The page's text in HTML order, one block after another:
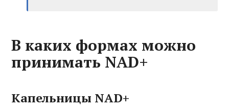
В каких формах можно
принимать NAD+
Капельницы NAD+